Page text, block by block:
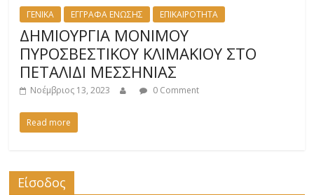
ΓΕΝΙΚΑ ΕΓΓΡΑΦΑ ΕΝΩΣΗΣ ΕΠΙΚΑΙΡΟΤΗΤΑ
ΔΗΜΙΟΥΡΓΙΑ ΜΟΝΙΜΟΥ
ΠΥΡΟΣΒΕΣΤΙΚΟΥ ΚΛΙΜΑΚΙΟΥ ΣΤΟ
ΠΕΤΑΛΙΔΙ ΜΕΣΣΗΝΙΑΣ
Νοέμβριος 13, 2023 0 Comment
Read more
Είσοδος